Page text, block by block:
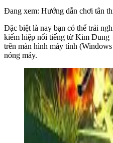
Đang xem: Hướng dẫn chơi tân
Đặc biệt là nay bạn có thể trải
kiếm hiệp nổi tiếng từ Kim Dung
trên màn hình máy tính
nóng máy.